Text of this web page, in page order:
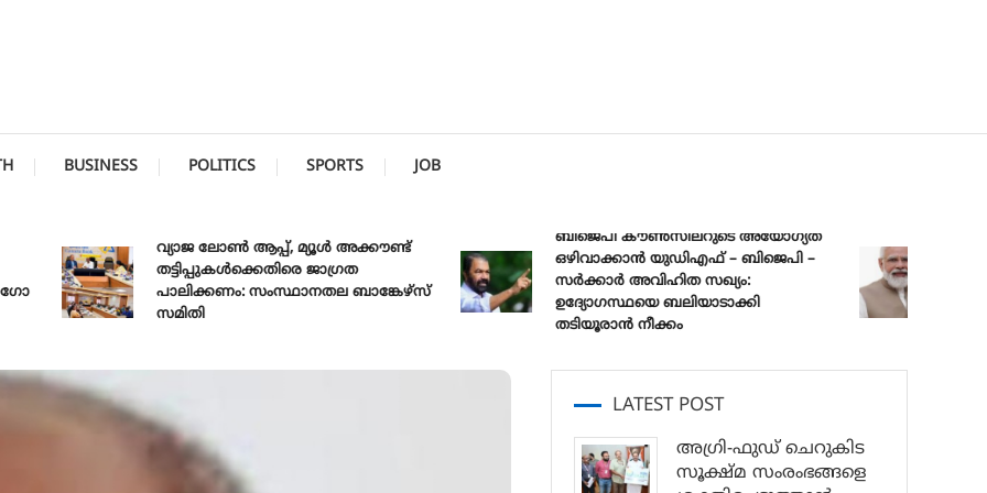
BUSINESS POLITICS SPORTS JOB
വ്യാജ ലോൺ ആപ്പ്, മ്യൂൾ അക്കൗണ്ട്
തട്ടിപ്പുകൾക്കെതിരെ ജാ​ഗ്രത
പാലിക്കണം: സംസ്ഥാനതല ബാങ്കേഴ്സ്
സമിതി
ബിജെപി കൗൺസിലറുടെ അയോഗ്യത
ഒഴിവാക്കാൻ യുഡിഎഫ് – ബിജെപി –
സർക്കാർ അവിഹിത സഖ്യം:
ഉദ്യോഗസ്ഥയെ ബലിയാടാക്കി
തടിയൂരാൻ നീക്കം
LATEST POST
അഗ്രി-ഫുഡ് ചെറുകിട
സൂക്ഷ്മ സംരംഭങ്ങളെ